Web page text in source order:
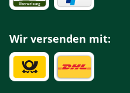
Wir versenden mit: